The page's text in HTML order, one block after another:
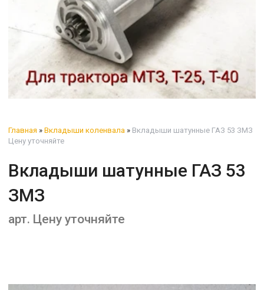
Главная » Вкладыши коленвала » Вкладыши шатунные ГАЗ 53 ЗМЗ
Цену уточняйте
Вкладыши шатунные ГАЗ 53
ЗМЗ
арт. Цену уточняйте